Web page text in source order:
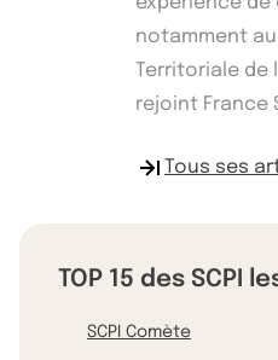
notamment
Territoriale de
rejoint France
Tous ses
TOP 15 des SCPI
SCPI Comète